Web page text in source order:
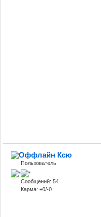
Ксю
Пользователь
Сообщений: 54
Карма: +0/-0